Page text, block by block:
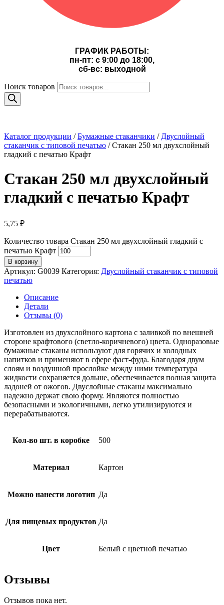
ГРАФИК РАБОТЫ:
пн-пт: с 9:00 до 18:00,
сб-вс: выходной
Поиск товаров
Каталог продукции /Бумажные стаканчики / Двуслойный
стаканчик с типовой печатью / Стакан 250 мл двухслойный
гладкий с печатью Крафт
Стакан 250 мл двухслойный
гладкий с печатью Крафт
5,75 ₽
Количество товара Стакан 250 мл двухслойный гладкий с
печатью Крафт
В корзину
Артикул: G0039 Категория: Двуслойный стаканчик с типовой
печатью
Описание
Детали
Отзывы (0)
Изготовлен из двухслойного картона с заливкой по внешней
стороне крафтового (светло-коричневого) цвета. Одноразовые
бумажные стаканы используют для горячих и холодных
напитков и применяют в сфере фаст-фуда. Благодаря двум
слоям и воздушной прослойке между ними температура
жидкости сохраняется дольше, обеспечивается полная защита
ладоней от ожогов. Двуслойные стаканы максимально
надежно держат свою форму. Являются полностью
безопасными и экологичными, легко утилизируются и
перерабатываются.
Кол-во шт. в коробке 500
Материал Картон
Можно нанести логотип Да
Для пищевых продуктов Да
Цвет Белый с цветной печатью
Отзывы
Отзывов пока нет.